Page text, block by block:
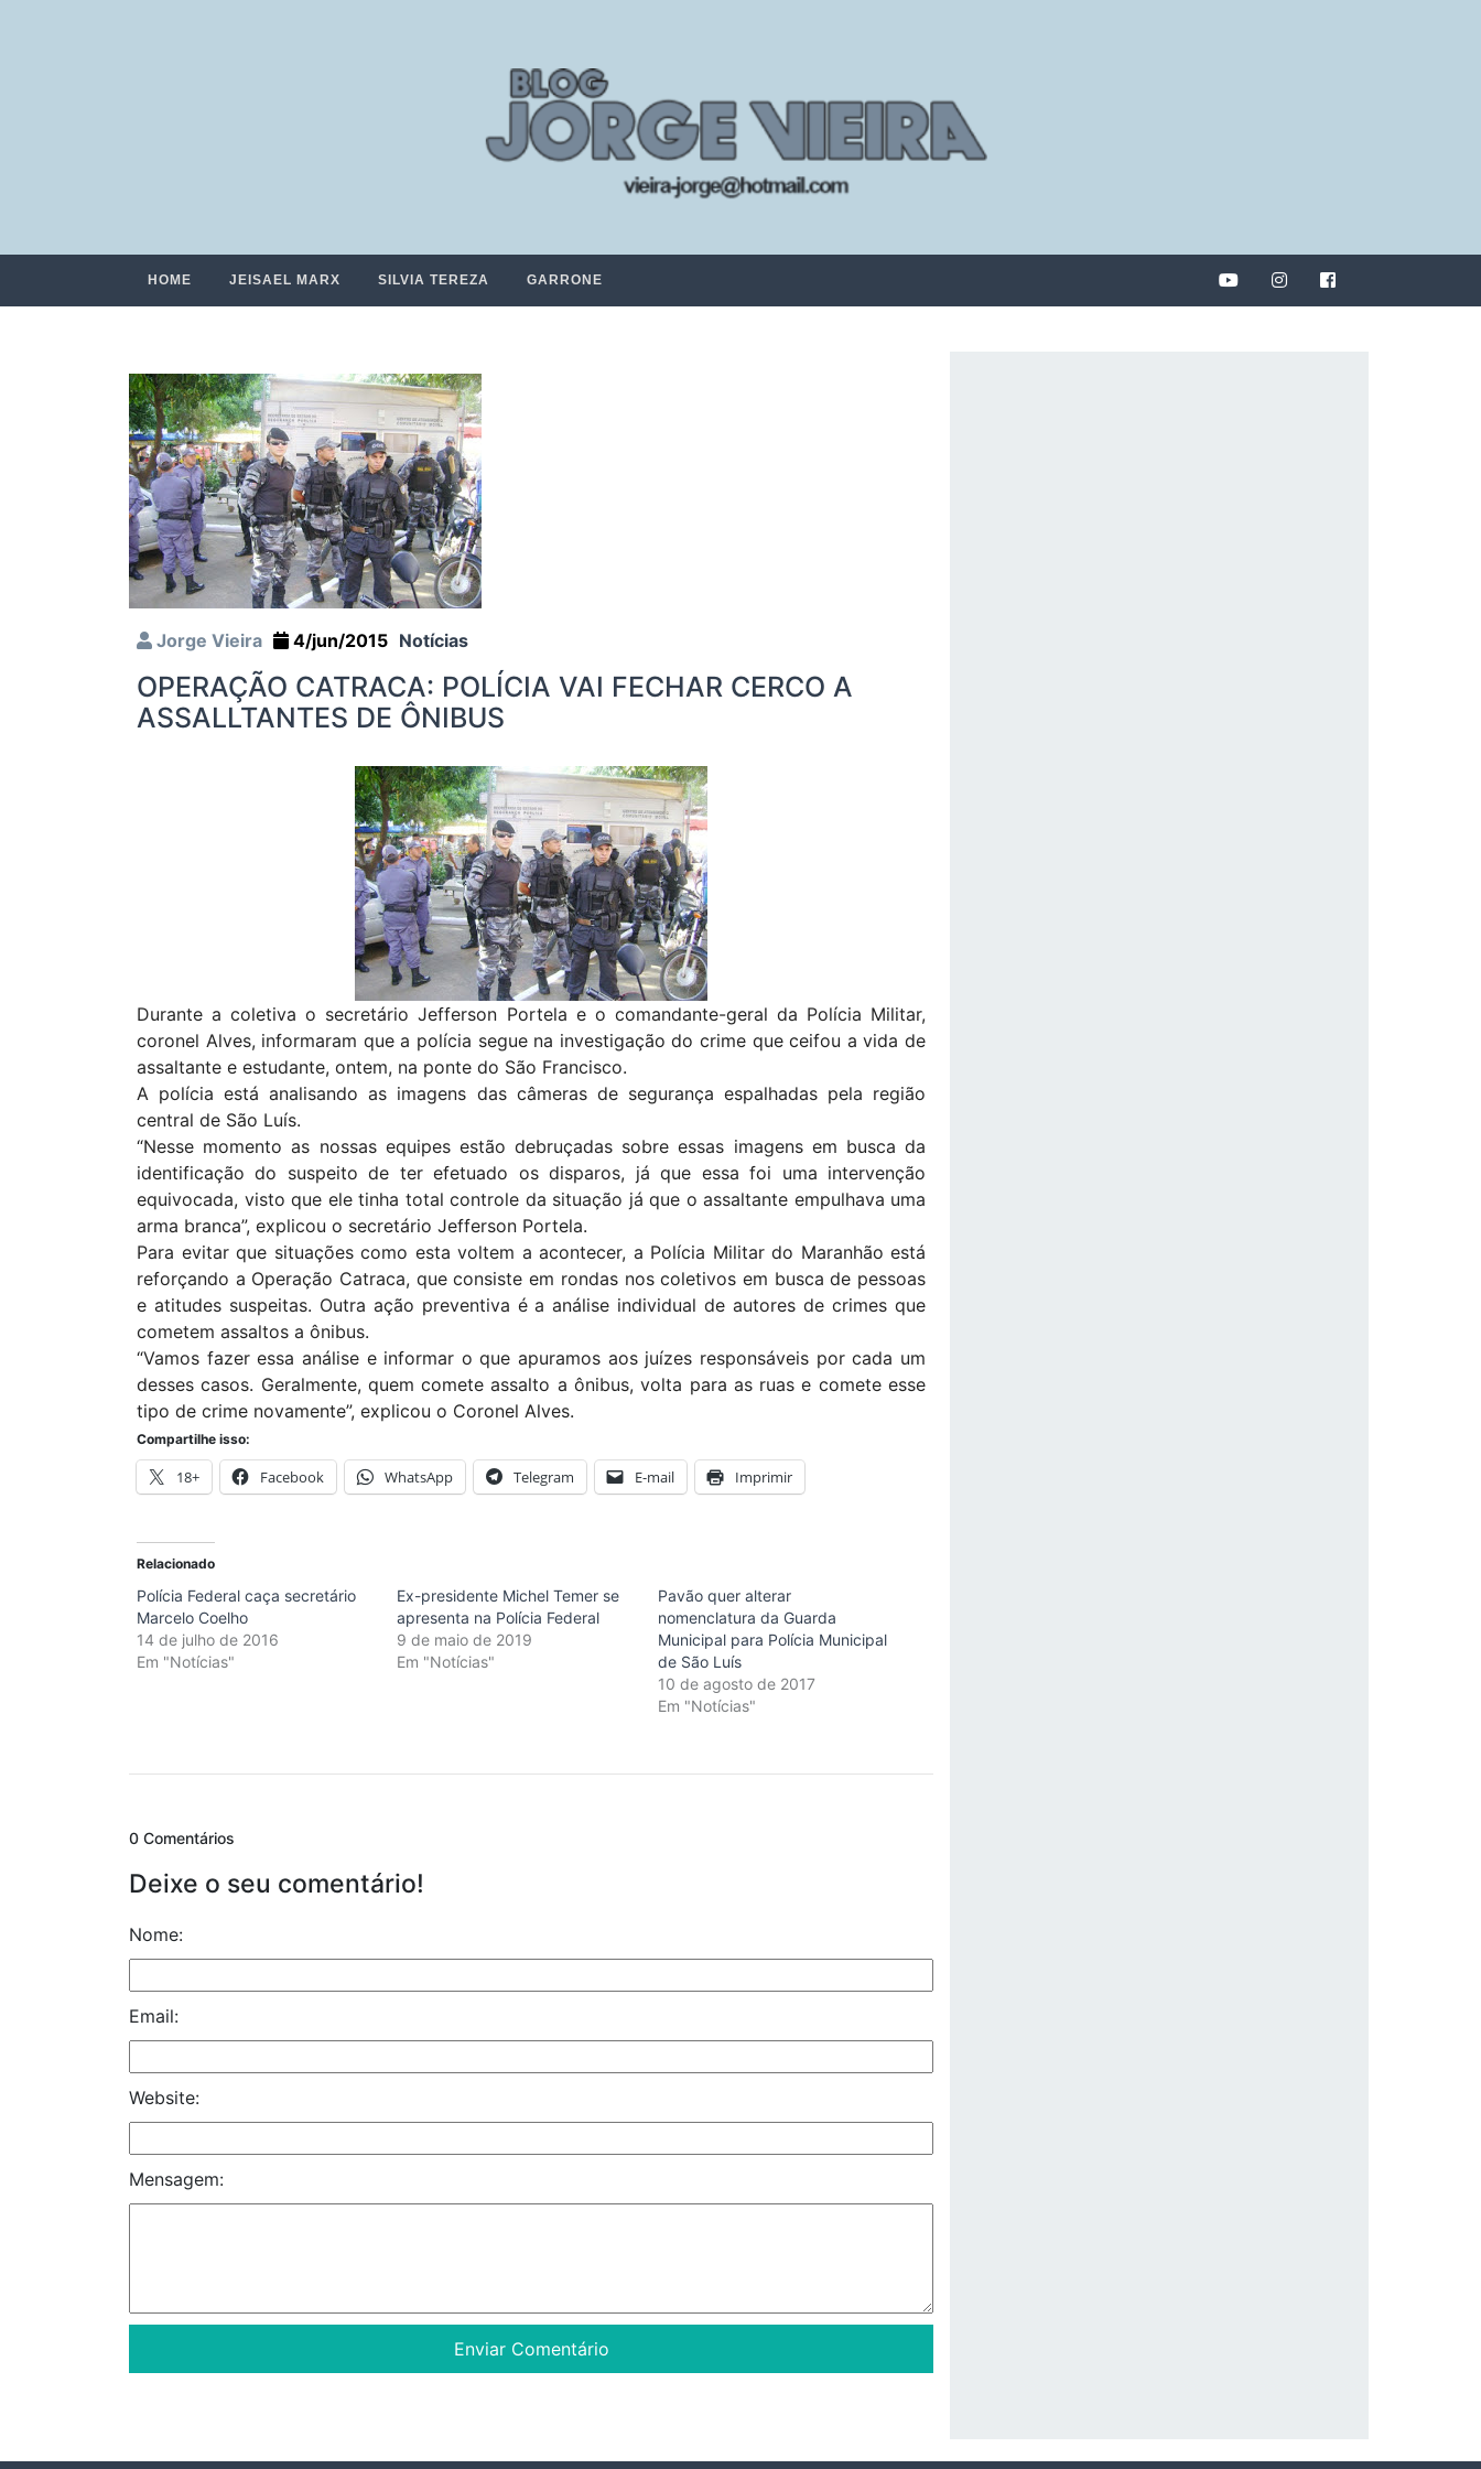
HOME JEISAEL MARX SILVIA TEREZA GARRONE
Jorge Vieira 4/jun/2015 Notícias
OPERAÇÃO CATRACA: POLÍCIA VAI FECHAR CERCO A
ASSALLTANTES DE ÔNIBUS
Durante a coletiva o secretário Jefferson Portela e o comandante-geral da Polícia Militar,
coronel Alves, informaram que a polícia segue na investigação do crime que ceifou a vida de
assaltante e estudante, ontem, na ponte do São Francisco.
A polícia está analisando as imagens das câmeras de segurança espalhadas pela região
central de São Luís.
“Nesse momento as nossas equipes estão debruçadas sobre essas imagens em busca da
identificação do suspeito de ter efetuado os disparos, já que essa foi uma intervenção
equivocada, visto que ele tinha total controle da situação já que o assaltante empulhava uma
arma branca”, explicou o secretário Jefferson Portela.
Para evitar que situações como esta voltem a acontecer, a Polícia Militar do Maranhão está
reforçando a Operação Catraca, que consiste em rondas nos coletivos em busca de pessoas
e atitudes suspeitas. Outra ação preventiva é a análise individual de autores de crimes que
cometem assaltos a ônibus.
“Vamos fazer essa análise e informar o que apuramos aos juízes responsáveis por cada um
desses casos. Geralmente, quem comete assalto a ônibus, volta para as ruas e comete esse
tipo de crime novamente”, explicou o Coronel Alves.
Compartilhe isso:
18+ Facebook WhatsApp Telegram E-mail Imprimir
Relacionado
Polícia Federal caça secretário
Marcelo Coelho
14 de julho de 2016
Em "Notícias"
Ex-presidente Michel Temer se
apresenta na Polícia Federal
9 de maio de 2019
Em "Notícias"
Pavão quer alterar
nomenclatura da Guarda
Municipal para Polícia Municipal
de São Luís
10 de agosto de 2017
Em "Notícias"
0 Comentários
Deixe o seu comentário!
Nome:
Email:
Website:
Mensagem: